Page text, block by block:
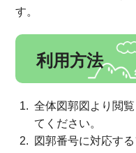
す。
利用方法
全体図郭図より閲
てください。
図郭番号に対応す